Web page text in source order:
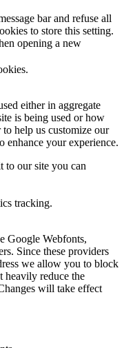
bar and refuse all
to store this setting.
opening a new
either in aggregate
is being used or how
help us customize our
enhance your experience.
to our site you can
tracking.
Google Webfonts,
Since these providers
we allow you to block
heavily reduce the
will take effect